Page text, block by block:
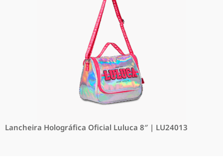
Lancheira Holográfica Oficial Luluca 8″ | LU24013